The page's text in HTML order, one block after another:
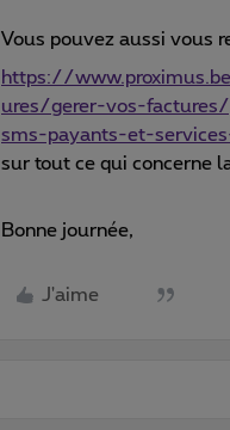
Vous pouvez aussi vous
https://
ures/gerer-vos-
sms-payants-et-
sur tout ce qui concerne
Bonne journée,
J'aime